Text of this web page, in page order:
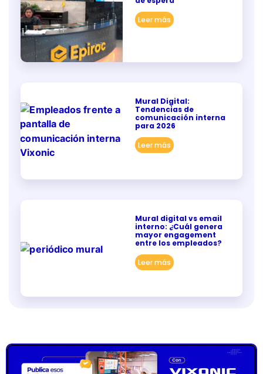
Leer más
Mural Digital:
Tendencias de
comunicación interna
para 2026
Leer más
Mural digital vs email
interno: ¿Cuál genera
mayor engagement
entre los empleados?
Leer más